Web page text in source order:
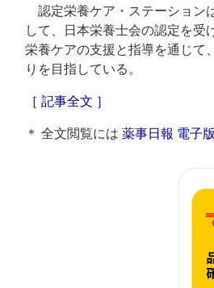
認定栄養ケア・ステーション
して、日本栄養士会の認定を受
栄養ケアの支援と指導を通じて
りを目指している。
［ 記事全文 ］
＊ 全文閲覧には 薬事日報 電子